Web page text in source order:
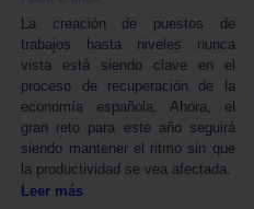
La creación de puestos de
trabajos hasta niveles nunca
vista está siendo clave en el
proceso de recuperación de la
economía española. Ahora, el
gran reto para este año seguirá
siendo mantener el ritmo sin que
la productividad se vea afectada.
Leer más